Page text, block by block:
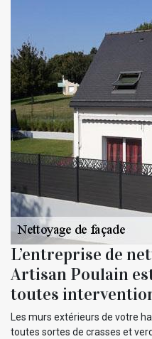
L’entreprise de
Artisan Poulain
toutes
Les murs extérieurs de votre
toutes sortes de crasses et